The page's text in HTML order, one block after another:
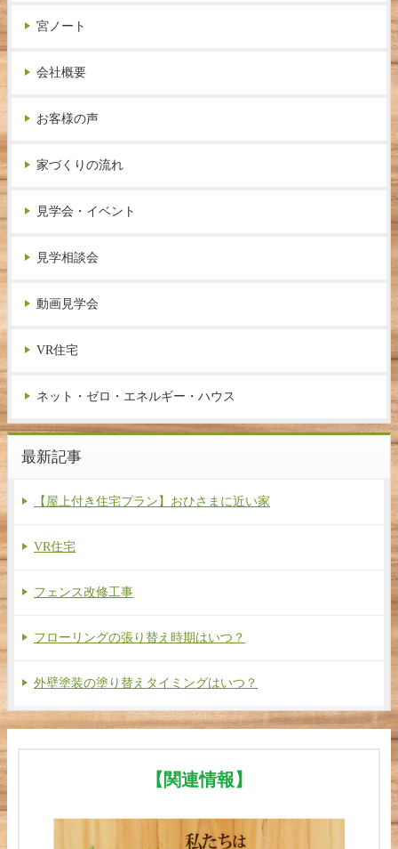
宮ノート
会社概要
お客様の声
家づくりの流れ
見学会・イベント
見学相談会
動画見学会
VR住宅
ネット・ゼロ・エネルギー・ハウス
最新記事
【屋上付き住宅プラン】おひさまに近い家
VR住宅
フェンス改修工事
フローリングの張り替え時期はいつ？
外壁塗装の塗り替えタイミングはいつ？
【関連情報】